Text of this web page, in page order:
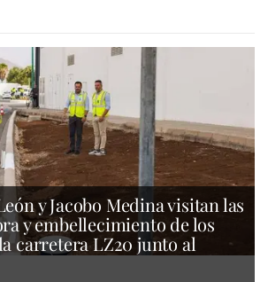
y Jacobo Medina visitan las
y embellecimiento de los
carretera LZ20 junto al